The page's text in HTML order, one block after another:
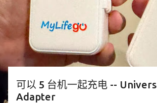
可以 5 台机一起充电 --
Adapter